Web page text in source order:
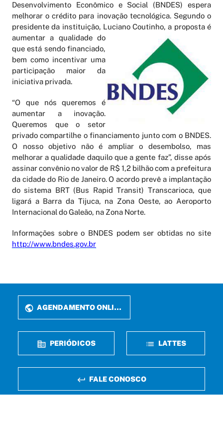
Desenvolvimento Econômico e Social (BNDES) espera
melhorar o crédito para inovação tecnológica. Segundo o
presidente da instituição, Luciano Coutinho, a proposta é
aumentar a qualidade do
que está sendo financiado,
bem como incentivar uma
participação maior da
iniciativa privada.
“O que nós queremos é
aumentar a inovação.
Queremos que o setor
privado compartilhe o financiamento junto com o BNDES.
O nosso objetivo não é ampliar o desembolso, mas
melhorar a qualidade daquilo que a gente faz”, disse após
assinar convênio no valor de R$ 1,2 bilhão com a prefeitura
da cidade do Rio de Janeiro. O acordo prevê a implantação
do sistema BRT (Bus Rapid Transit) Transcarioca, que
ligará a Barra da Tijuca, na Zona Oeste, ao Aeroporto
Internacional do Galeão, na Zona Norte.
Informações sobre o BNDES podem ser obtidas no site
http://www.bndes.gov.br
AGENDAMENTO ONLINE
PERIÓDICOS LATTES
FALE CONOSCO